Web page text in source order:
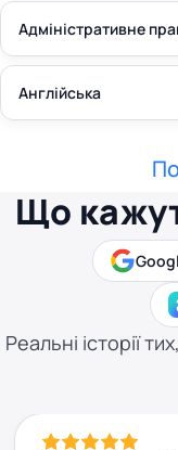
Адміністративне
Англійська
Що
Реальні історії